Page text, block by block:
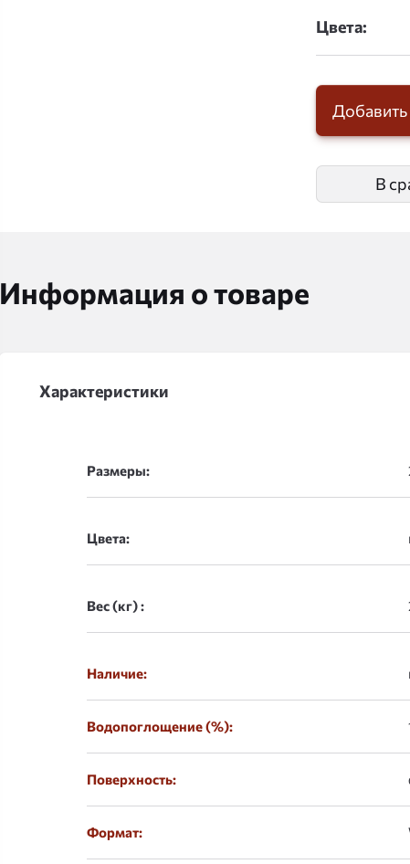
Цвета:
Добавить
В
Информация о товаре
Характеристики
Размеры:
Цвета:
Вес (кг) :
Наличие:
Водопоглощение (%):
Поверхность:
Формат: